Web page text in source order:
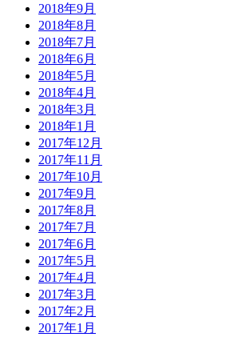
2018年9月
2018年8月
2018年7月
2018年6月
2018年5月
2018年4月
2018年3月
2018年1月
2017年12月
2017年11月
2017年10月
2017年9月
2017年8月
2017年7月
2017年6月
2017年5月
2017年4月
2017年3月
2017年2月
2017年1月